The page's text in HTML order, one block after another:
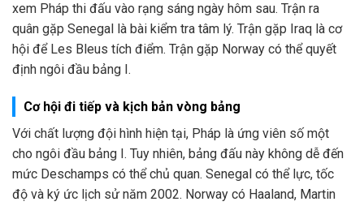
xem Pháp thi đấu vào rạng sáng ngày hôm sau. Trận ra
quân gặp Senegal là bài kiểm tra tâm lý. Trận gặp Iraq là cơ
hội để Les Bleus tích điểm. Trận gặp Norway có thể quyết
định ngôi đầu bảng I.
Cơ hội đi tiếp và kịch bản vòng bảng
Với chất lượng đội hình hiện tại, Pháp là ứng viên số một
cho ngôi đầu bảng I. Tuy nhiên, bảng đấu này không dễ đến
mức Deschamps có thể chủ quan. Senegal có thể lực, tốc
độ và ký ức lịch sử năm 2002. Norway có Haaland, Martin